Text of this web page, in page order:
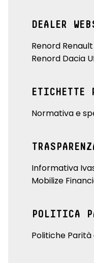
DEALER
Renord
Renord Dacia
ETICHETTE
Normativa e
Informativa
Mobilize
POLITICA
Politiche